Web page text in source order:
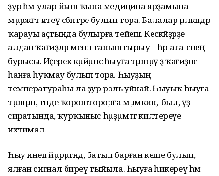
ҙур һәм улар йыш ҡына медицина ярҙамына
мµрәжәғәт итеү сәбәптәре булып тора. Балалар µлкәндәр
ҡарауы аҫтында булырға тейеш. Кескәйҙәрҙе
алдан ҡағиҙәләр менән таныштырыу – һәр ата-әсәнең
бурысы. Иҫерек кµйµнсә һыуға тµшµү ҙә ҡағиҙәне
һанға һуҡмау булып тора. Һыуҙың
температураһы ла ҙур роль уйнай. Һыуыҡ һыуға
тµшµп, тәнде ҡорошторорға мµмкин, ә был, үҙ
сиратында, ҡурҡыныс һµҙµмтәгә килтереүе
ихтимал.
Һыу инеп йµрµгәндә, батып барған кеше булып,
ялған сигнал биреү тыйыла. Һыуға һикереү һәм